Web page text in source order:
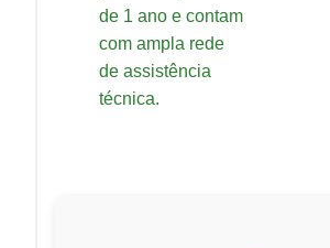
de 1 ano e contam
com ampla rede
de assistência
técnica.